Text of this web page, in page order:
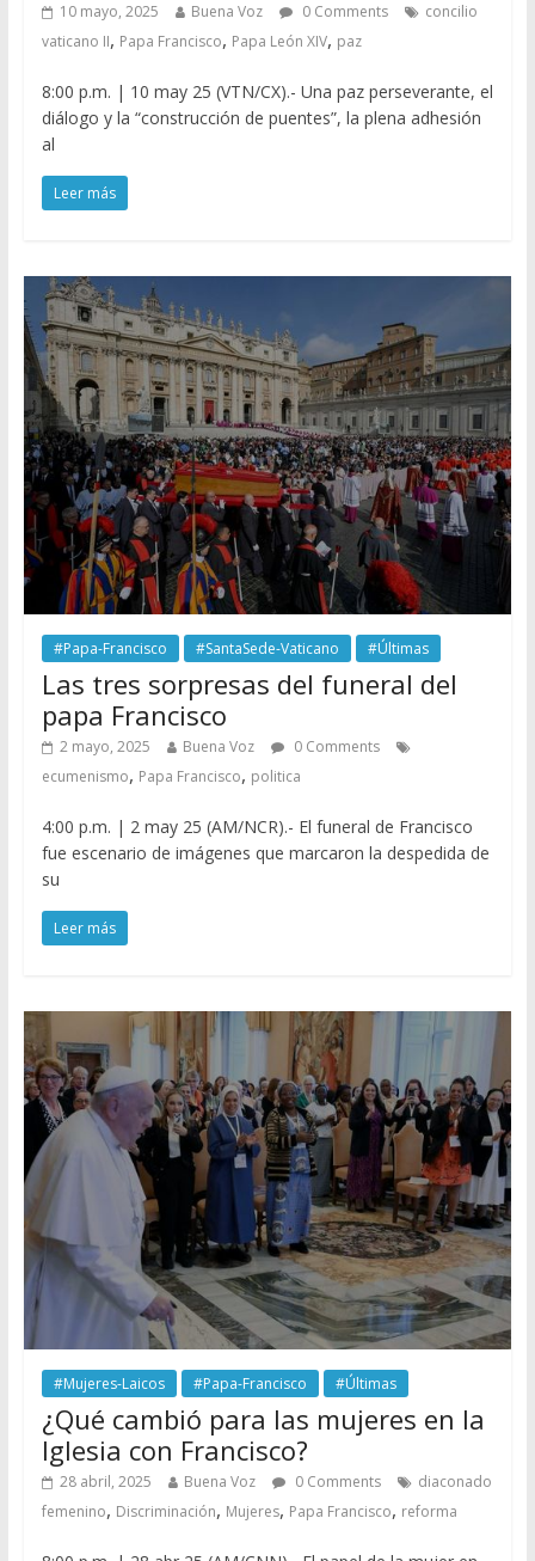
10 mayo, 2025 Buena Voz 0 Comments
concilio
vaticano II, Papa Francisco, Papa León XIV, paz
8:00 p.m. | 10 may 25 (VTN/CX).- Una paz perseverante, el
diálogo y la “construcción de puentes”, la plena adhesión
al
Leer más
#Papa-Francisco #SantaSede-Vaticano #Últimas
Las tres sorpresas del funeral del
papa Francisco
2 mayo, 2025 Buena Voz
0 Comments
ecumenismo, Papa Francisco, politica
4:00 p.m. | 2 may 25 (AM/NCR).- El funeral de Francisco
fue escenario de imágenes que marcaron la despedida de
su
Leer más
#Mujeres-Laicos #Papa-Francisco #Últimas
¿Qué cambió para las mujeres en la
Iglesia con Francisco?
28 abril, 2025 Buena Voz 0 Comments
diaconado
femenino, Discriminación, Mujeres, Papa Francisco, reforma